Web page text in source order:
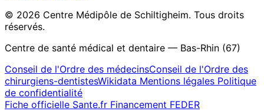
© 2026 Centre Médipôle de Schiltigheim. Tous droits
réservés.
Centre de santé médical et dentaire — Bas-Rhin (67)
Conseil de l'Ordre des médecinsConseil de l'Ordre des
chirurgiens-dentistesWikidata Mentions légales Politique
de confidentialité
Fiche officielle Sante.fr Financement FEDER